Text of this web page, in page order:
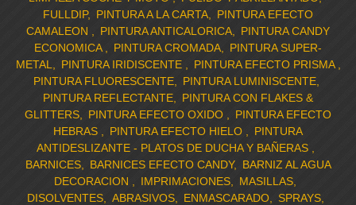
FULLDIP
PINTURA A LA CARTA
PINTURA EFECTO
CAMALEON
PINTURA ANTICALORICA
PINTURA CANDY
ECONOMICA
PINTURA CROMADA
PINTURA SUPER-
METAL
PINTURA IRIDISCENTE
PINTURA EFECTO PRISMA
PINTURA FLUORESCENTE
PINTURA LUMINISCENTE
PINTURA REFLECTANTE
PINTURA CON FLAKES &
GLITTERS
PINTURA EFECTO OXIDO
PINTURA EFECTO
HEBRAS
PINTURA EFECTO HIELO
PINTURA
ANTIDESLIZANTE - PLATOS DE DUCHA Y BAÑERAS
BARNICES
BARNICES EFECTO CANDY
BARNIZ AL AGUA
DECORACION
IMPRIMACIONES
MASILLAS
DISOLVENTES
ABRASIVOS ENMASCARADO
SPRAYS